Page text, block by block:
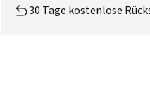
30 Tage kostenlose